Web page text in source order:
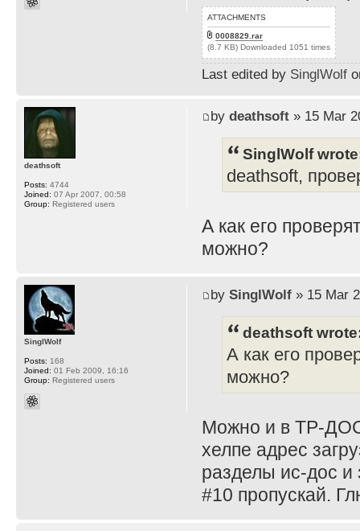
ATTACHMENTS
0008829.rar
(8.7 KB) Downloaded 1051 times
Last edited by SinglWolf
by deathsoft» 15 Mar
SinglWolf
deathsoft,
А как его
можно?
deathsoft
Posts: 4744
Joined: 07 Apr 2007, 00:58
Group: Registered users
by SinglWolf» 15 Mar
deathsoft
А как его
можно?
Можно и в ТР-
хелпе адрес
разделы ис-дос и
#10 пропускай.
SinglWolf
Posts: 168
Joined: 01 Feb 2009, 16:16
Group: Registered users